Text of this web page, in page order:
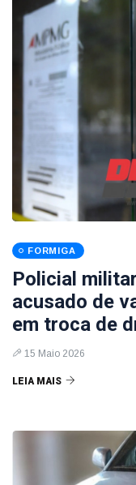
FORMIGA
Policial
acusado de
em troca de
15 Maio 2026
LEIA MAIS